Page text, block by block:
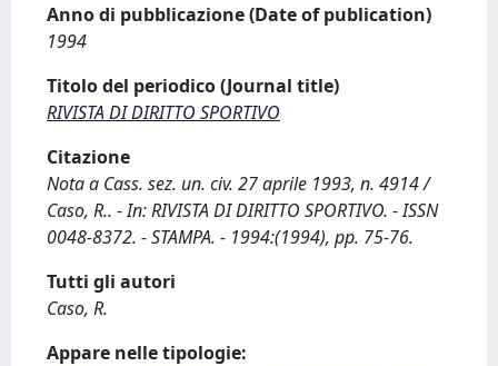
Anno di pubblicazione (Date of publication)
1994
Titolo del periodico (Journal title)
RIVISTA DI DIRITTO SPORTIVO
Citazione
Nota a Cass. sez. un. civ. 27 aprile 1993, n. 4914 /
Caso, R.. - In: RIVISTA DI DIRITTO SPORTIVO. - ISSN
0048-8372. - STAMPA. - 1994:(1994), pp. 75-76.
Tutti gli autori
Caso, R.
Appare nelle tipologie: